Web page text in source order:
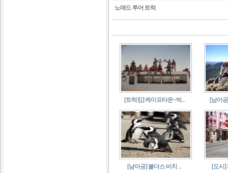
노매드 투어 트럭
[트럭킹] 케이프타운~빅... [남아
[남아공] 볼더스 비치 ... [도시]